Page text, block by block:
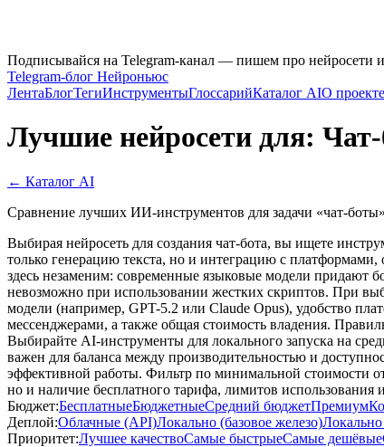
Подписывайся на Telegram-канал — пишем про нейросети
Telegram-блог Нейроньюс
ЛентаБлогТегиИнструментыГлоссарийКаталог AIО проекте
Лучшие нейросети для:
← Каталог AI
Сравнение лучших ИИ-инструментов для задачи «чат-
Выбирая нейросеть для создания чат-бота, вы ищете
только генерацию текста, но и интеграцию с
здесь незаменим: современные языковые модели придают
невозможно при использовании жестких скриптов. При
модели (например, GPT-5.2 или Claude Opus), удобство
мессенджерами, а также общая стоимость владения.
Выбирайте AI-инструменты для локального запуска на
важен для баланса между производительностью и
эффективной работы. Фильтр по минимальной стоимости
но и наличие бесплатного тарифа, лимитов
Бюджет:БесплатныеБюджетныеСредний бюджетПремиум
Деплой:Облачные (API)Локально (базовое железо)Локально
Приоритет:Лучшее качествоСамые быстрыеСамые дешёвые